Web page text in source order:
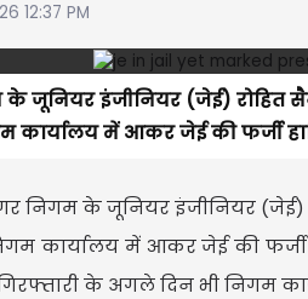
12:37 PM
जूनियर इंजीनियर (जेई) रोहित
कार्यालय में आकर जेई की फर्जी
निगम के जूनियर इंजीनियर
कार्यालय में आकर जेई की फर्जी
के अगले दिन भी निगम